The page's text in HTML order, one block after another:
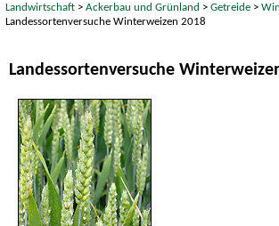
Landwirtschaft >Ackerbau und Grünland >Getreide >
Landessortenversuche Winterweizen 2018
Landessortenversuche